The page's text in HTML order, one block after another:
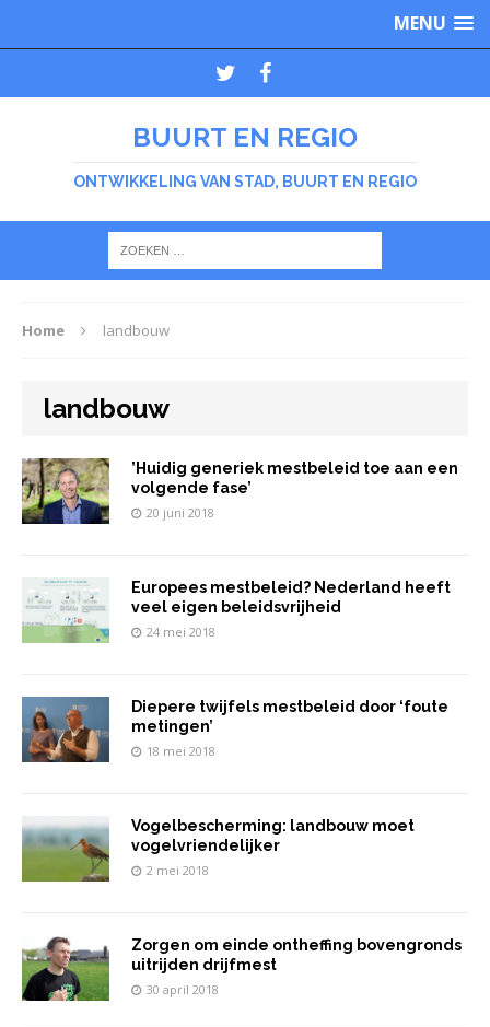
MENU
BUURT EN REGIO
ONTWIKKELING VAN STAD, BUURT EN REGIO
Home landbouw
landbouw
’Huidig generiek mestbeleid toe aan een
volgende fase’
20 juni 2018
Europees mestbeleid? Nederland heeft
veel eigen beleidsvrijheid
24 mei 2018
Diepere twijfels mestbeleid door ‘foute
metingen’
18 mei 2018
Vogelbescherming: landbouw moet
vogelvriendelijker
2 mei 2018
Zorgen om einde ontheffing bovengronds
uitrijden drijfmest
30 april 2018